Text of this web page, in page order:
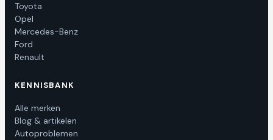
Toyota
Opel
Mercedes-Benz
Ford
Renault
KENNISBANK
Alle merken
Blog & artikelen
Autoproblemen